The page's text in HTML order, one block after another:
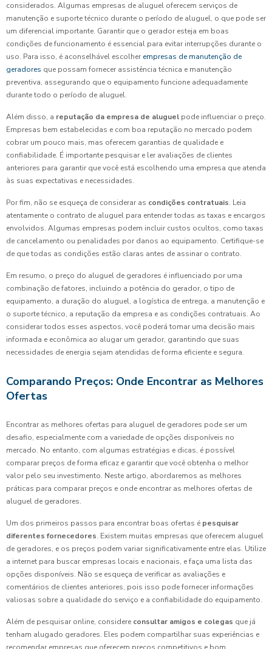
considerados. Algumas empresas de aluguel oferecem serviços de
manutenção e suporte técnico durante o período de aluguel, o que pode ser
um diferencial importante. Garantir que o gerador esteja em boas
condições de funcionamento é essencial para evitar interrupções durante o
uso. Para isso, é aconselhável escolher empresas de manutenção de
geradores que possam fornecer assistência técnica e manutenção
preventiva, assegurando que o equipamento funcione adequadamente
durante todo o período de aluguel.
Além disso, a reputação da empresa de aluguel pode influenciar o preço.
Empresas bem estabelecidas e com boa reputação no mercado podem
cobrar um pouco mais, mas oferecem garantias de qualidade e
confiabilidade. É importante pesquisar e ler avaliações de clientes
anteriores para garantir que você está escolhendo uma empresa que atenda
às suas expectativas e necessidades.
Por fim, não se esqueça de considerar as condições contratuais. Leia
atentamente o contrato de aluguel para entender todas as taxas e encargos
envolvidos. Algumas empresas podem incluir custos ocultos, como taxas
de cancelamento ou penalidades por danos ao equipamento. Certifique-se
de que todas as condições estão claras antes de assinar o contrato.
Em resumo, o preço do aluguel de geradores é influenciado por uma
combinação de fatores, incluindo a potência do gerador, o tipo de
equipamento, a duração do aluguel, a logística de entrega, a manutenção e
o suporte técnico, a reputação da empresa e as condições contratuais. Ao
considerar todos esses aspectos, você poderá tomar uma decisão mais
informada e econômica ao alugar um gerador, garantindo que suas
necessidades de energia sejam atendidas de forma eficiente e segura.
Comparando Preços: Onde Encontrar as Melhores
Ofertas
Encontrar as melhores ofertas para aluguel de geradores pode ser um
desafio, especialmente com a variedade de opções disponíveis no
mercado. No entanto, com algumas estratégias e dicas, é possível
comparar preços de forma eficaz e garantir que você obtenha o melhor
valor pelo seu investimento. Neste artigo, abordaremos as melhores
práticas para comparar preços e onde encontrar as melhores ofertas de
aluguel de geradores.
Um dos primeiros passos para encontrar boas ofertas é pesquisar
diferentes fornecedores. Existem muitas empresas que oferecem aluguel
de geradores, e os preços podem variar significativamente entre elas. Utilize
a internet para buscar empresas locais e nacionais, e faça uma lista das
opções disponíveis. Não se esqueça de verificar as avaliações e
comentários de clientes anteriores, pois isso pode fornecer informações
valiosas sobre a qualidade do serviço e a confiabilidade do equipamento.
Além de pesquisar online, considere consultar amigos e colegas que já
tenham alugado geradores. Eles podem compartilhar suas experiências e